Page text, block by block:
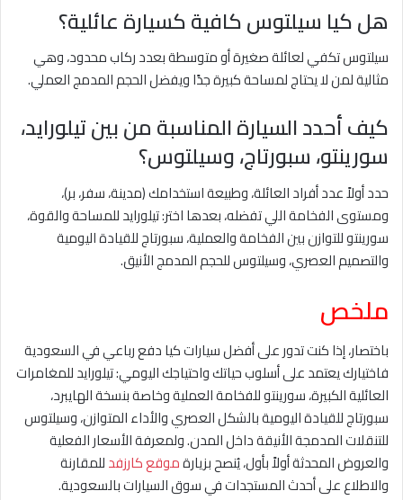
هل كيا سيلتوس كافية كسيارة عائلية؟
سيلتوس تكفي لعائلة صغيرة أو متوسطة بعدد ركاب محدود، وهي
مثالية لمن لا يحتاج لمساحة كبيرة جدًا ويفضل الحجم المدمج العملي.
كيف أحدد السيارة المناسبة من بين تيلورايد،
سورينتو، سبورتاج، وسيلتوس؟
حدد أولاً عدد أفراد العائلة، وطبيعة استخدامك (مدينة، سفر، بر)،
ومستوى الفخامة اللي تفضله، بعدها اختر: تيلورايد للمساحة والقوة،
سورينتو للتوازن بين الفخامة والعملية، سبورتاج للقيادة اليومية
والتصميم العصري، وسيلتوس للحجم المدمج الأنيق.
ملخص
باختصار، إذا كنت تدور على أفضل سيارات كيا دفع رباعي في السعودية
فاختيارك يعتمد على أسلوب حياتك واحتياجك اليومي: تيلورايد للمغامرات
العائلية الكبيرة، سورينتو للفخامة العملية وخاصة بنسخة الهايبرد،
سبورتاج للقيادة اليومية بالشكل العصري والأداء المتوازن، وسيلتوس
للتنقلات المدمجة الأنيقة داخل المدن. ولمعرفة الأسعار الفعلية
والعروض المحدثة أولاً بأول، يُنصح بزيارةموقع كارزفدللمقارنة
والاطلاع على أحدث المستجدات في سوق السيارات بالسعودية.